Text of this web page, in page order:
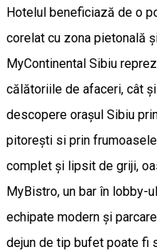
Hotelul beneficiază de o
corelat cu zona pietonală
MyContinental Sibiu
călătoriile de afaceri, cât
descopere orașul Sibiu
pitorești si prin
complet și lipsit de griji,
MyBistro, un bar în lobby-
echipate modern și
dejun de tip bufet poate fi